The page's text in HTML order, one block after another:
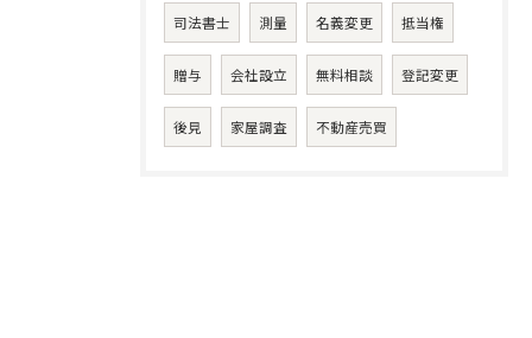
司法書士 測量 名義変更 抵当権
贈与 会社設立 無料相談 登記変更
後見 家屋調査 不動産売買